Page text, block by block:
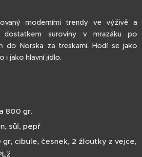
moderními trendy ve výživě a
dostatkem suroviny v mrazáku po
do Norska za treskami. Hodí se jako
i jako hlavní jídlo.
800 gr.
sůl, pepř
gr, cibule, česnek, 2 žloutky z vejce,